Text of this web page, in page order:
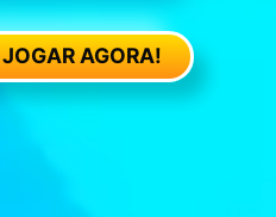
JOGAR AGORA!